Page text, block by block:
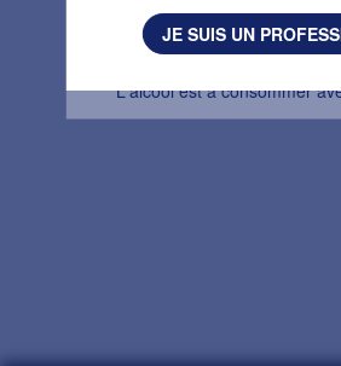
L'alcool est à consommer
JE SUIS UN